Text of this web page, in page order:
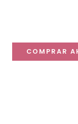
COMPRAR